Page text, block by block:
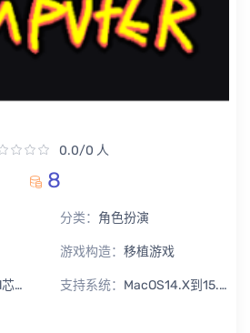
0.0/0 人
8
分类： 角色扮演
游戏构造： 移植游戏
用 支持系统： MacOS14.X到15.X Sequoia